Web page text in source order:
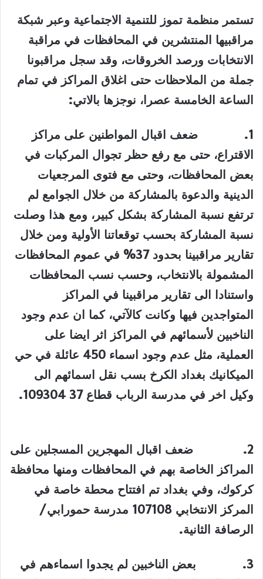
تستمر منظمة تموز للتنمية الاجتماعية وعبر شبكة
مراقبيها المنتشرين في المحافظات في مراقبة
الانتخابات ورصد الخروقات، وقد سجل مراقبونا
جملة من الملاحظات حتى اغلاق المراكز في تمام
الساعة الخامسة عصرا، نوجزها بالاتي:
1.
ضعف اقبال المواطنين على مراكز
الاقتراع، حتى مع رفع حظر تجوال المركبات في
بعض المحافظات، وحتى مع فتوى المرجعيات
الدينية والدعوة بالمشاركة من خلال الجوامع لم
ترتفع نسبة المشاركة بشكل كبير، ومع هذا وصلت
نسبة المشاركة بحسب توقعاتنا الأولية ومن خلال
تقارير مراقبينا بحدود 37% في عموم المحافظات
المشمولة بالانتخاب، وحسب نسب المحافظات
واستنادا الى تقارير مراقبينا في المراكز
المتواجدين فيها وكانت كالآتي، كما ان عدم وجود
الناخبين لأسمائهم في المراكز اثر ايضا على
العملية، مثل عدم وجود اسماء 450 عائلة في حي
الميكانيك بغداد الكرخ بسب نقل اسمائهم الى
وكيل اخر في مدرسة الرباب قطاع 37 109304
.
2.
ضعف اقبال المهجرين المسجلين على
المراكز الخاصة بهم في المحافظات ومنها محافظة
كركوك، وفي بغداد تم افتتاح محطة خاصة في
المركز الانتخابي 107108 مدرسة حمورابي/
الرصافة الثانية.
3.
بعض الناخبين لم يجدوا اسماءهم في